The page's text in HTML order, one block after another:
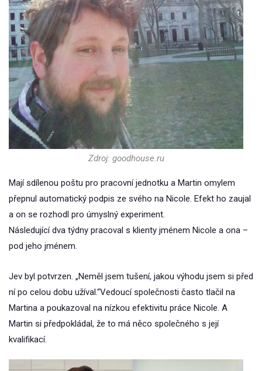
Zdroj: goodhouse.ru
Mají sdílenou poštu pro pracovní jednotku a Martin omylem
přepnul automatický podpis ze svého na Nicole. Efekt ho zaujal
a on se rozhodl pro úmyslný experiment.
Následující dva týdny pracoval s klienty jménem Nicole a ona –
pod jeho jménem.
Jev byl potvrzen. „Neměl jsem tušení, jakou výhodu jsem si před
ní po celou dobu užíval.“Vedoucí společnosti často tlačil na
Martina a poukazoval na nízkou efektivitu práce Nicole. A
Martin si předpokládal, že to má něco společného s její
kvalifikací.